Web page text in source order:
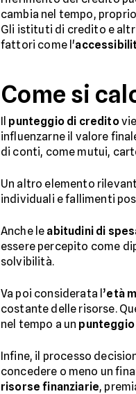
cambia nel tempo,
Gli istituti di credito e
fattori come l'
Come si
Il punteggio di credito
influenzarne il valore
di conti, come mutui,
Un altro elemento
individuali e fallimenti
Anche le abitudini di
essere percepito come
solvibilità.
Va poi considerata l’età
costante delle risorse.
nel tempo a un
Infine, il processo
concedere o meno un
risorse finanziarie,